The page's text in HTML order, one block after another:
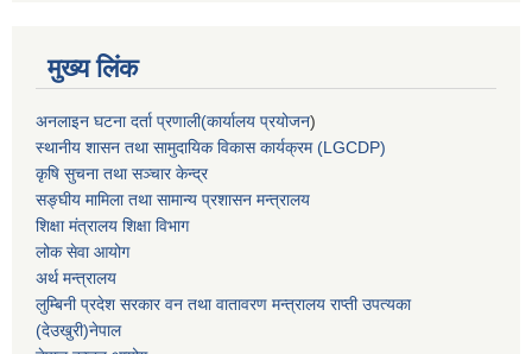
मुख्य लिंक
अनलाइन घटना दर्ता प्रणाली(कार्यालय प्रयोजन)
स्थानीय शासन तथा सामुदायिक विकास कार्यक्रम (LGCDP)
कृषि सुचना तथा सञ्चार केन्द्र
सङ्घीय मामिला तथा सामान्य प्रशासन मन्त्रालय
शिक्षा मंत्रालय शिक्षा विभाग
लोक सेवा आयोग
अर्थ मन्त्रालय
लुम्बिनी प्रदेश सरकार वन तथा वातावरण मन्त्रालय राप्ती उपत्यका
(देउखुरी)नेपाल